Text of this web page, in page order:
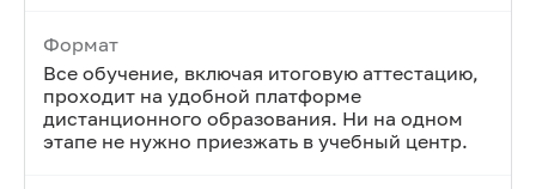
Формат
Все обучение, включая итоговую аттестацию,
проходит на удобной платформе
дистанционного образования. Ни на одном
этапе не нужно приезжать в учебный центр.